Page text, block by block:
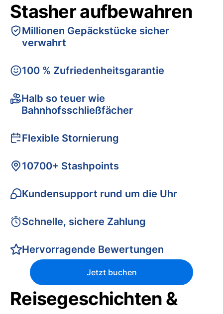
Stasher aufbewahren
Millionen Gepäckstücke sicher
verwahrt
100 % Zufriedenheitsgarantie
Halb so teuer wie
Bahnhofsschließfächer
Flexible Stornierung
10700+ Stashpoints
Kundensupport rund um die Uhr
Schnelle, sichere Zahlung
Hervorragende Bewertungen
Jetzt buchen
Reisegeschichten &